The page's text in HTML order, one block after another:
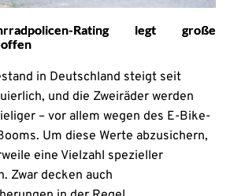
Rating legt große
in Deutschland steigt seit
und die Zweiräder werden
– vor allem wegen des E-Bike-
Um diese Werte abzusichern,
eine Vielzahl spezieller
Zwar decken auch